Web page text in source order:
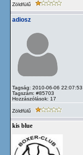
Zöldfülű
adiosz
Tagság: 2010-06-06 22:07:53
Tagszám: #85703
Hozzászólások: 17
Zöldfülű
kis blue